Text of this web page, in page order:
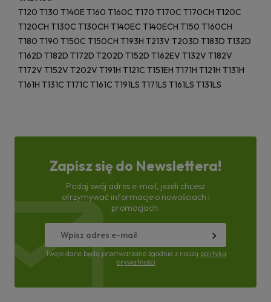
T120 T130 T140E T160 T160C T170 T170C T170CH T120C
T120CH T130C T130CH T140EC T140ECH T150 T160CH
T180 T190 T150C T150CH T193H T213V T203D T183D T132D
T162D T182D T172D T202D T152D T162EV T132V T182V
T172V T152V T202V T191H T121C T151EH T171H T121H T131H
T161H T131C T171C T161C T191LS T171LS T161LS T131LS
Zapisz się do Newslettera!
Podaj swój adres e-mail, jeżeli chcesz
otrzymywać informacje o nowościach i
promocjach.
Twoje dane będą przetwarzane zgodnie z naszą polityką
prywatności